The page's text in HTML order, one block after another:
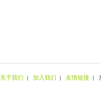
关于我们 | 加入我们 | 友情链接 |